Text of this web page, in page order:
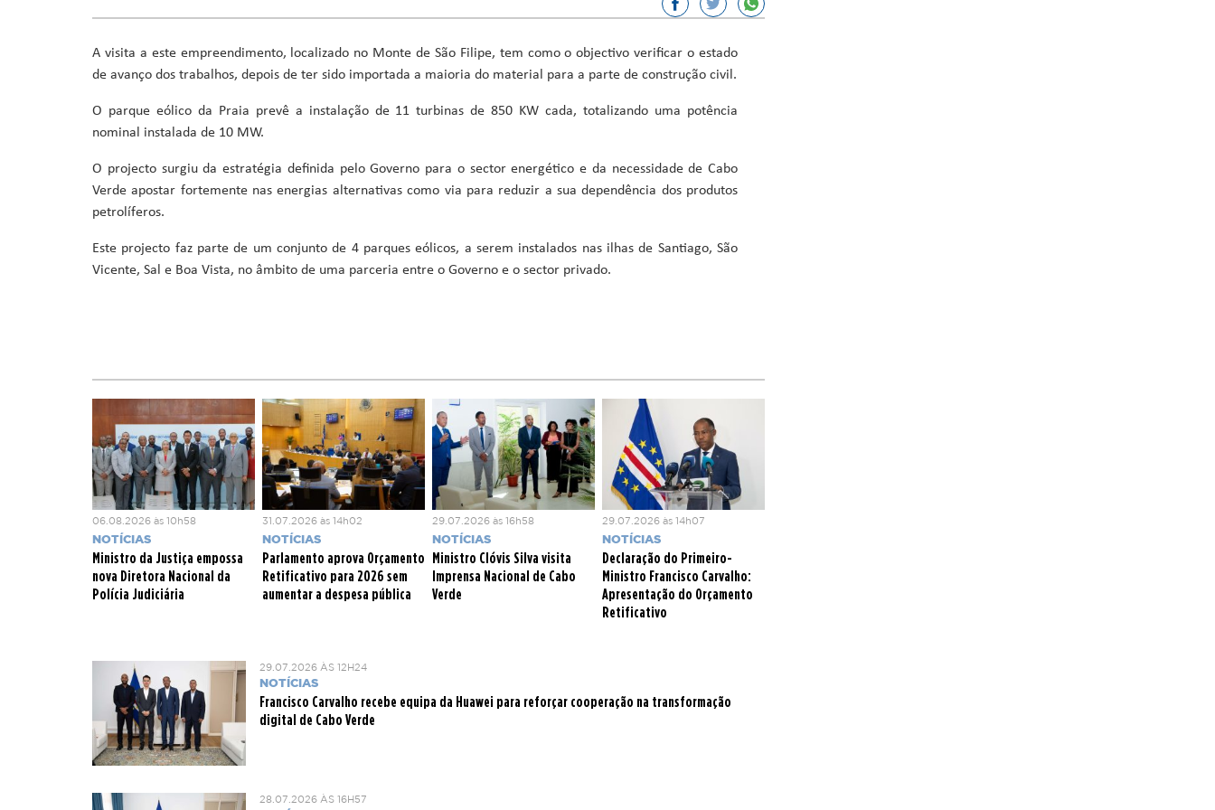
Ministro da Saúde
Ministra da Agricultura, Desenvolvimento Rural e Pescas
Ministro da Cultura, Industrias Criativas, Juventude e Desporto
A visita a este empreendimento, localizado no Monte de São Filipe, tem como o objectivo verificar o estado
de avanço dos trabalhos, depois de ter sido importada a maioria do material para a parte de construção civil.
O parque eólico da Praia prevê a instalação de 11 turbinas de 850 KW cada, totalizando uma potência
nominal instalada de 10 MW.
O projecto surgiu da estratégia definida pelo Governo para o sector energético e da necessidade de Cabo
Verde apostar fortemente nas energias alternativas como via para reduzir a sua dependência dos produtos
petrolíferos.
Este projecto faz parte de um conjunto de 4 parques eólicos, a serem instalados nas ilhas de Santiago, São
Vicente, Sal e Boa Vista, no âmbito de uma parceria entre o Governo e o sector privado.
06.08.2026 às 10h58
NOTÍCIAS
Ministro da Justiça empossa
nova Diretora Nacional da
Polícia Judiciária
31.07.2026 às 14h02
NOTÍCIAS
Parlamento aprova Orçamento
Retificativo para 2026 sem
aumentar a despesa pública
29.07.2026 às 16h58
NOTÍCIAS
Ministro Clóvis Silva visita
Imprensa Nacional de Cabo
Verde
29.07.2026 às 14h07
NOTÍCIAS
Declaração do Primeiro-
Ministro Francisco Carvalho:
Apresentação do Orçamento
Retificativo
NOTÍCIAS
29.07.2026 ÀS 12H24
Francisco Carvalho recebe equipa da Huawei para reforçar cooperação na transformação
digital de Cabo Verde
28.07.2026 ÀS 16H57